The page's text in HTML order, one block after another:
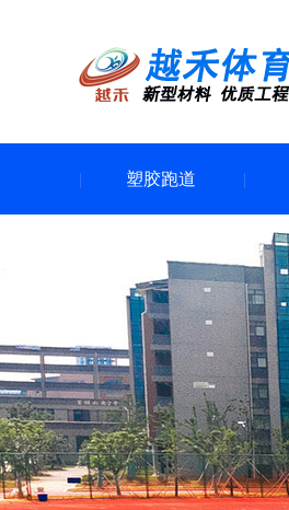
塑胶跑道